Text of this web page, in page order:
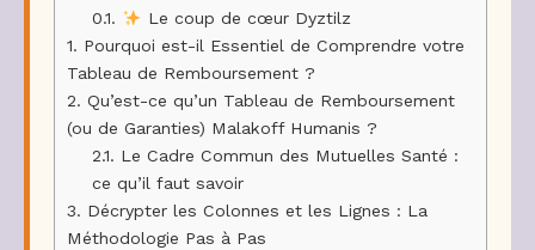
0.1.
Le coup de cœur Dyztilz
1. Pourquoi est-il Essentiel de Comprendre votre
Tableau de Remboursement ?
2. Qu’est-ce qu’un Tableau de Remboursement
(ou de Garanties) Malakoff Humanis ?
2.1. Le Cadre Commun des Mutuelles Santé :
ce qu’il faut savoir
3. Décrypter les Colonnes et les Lignes : La
Méthodologie Pas à Pas